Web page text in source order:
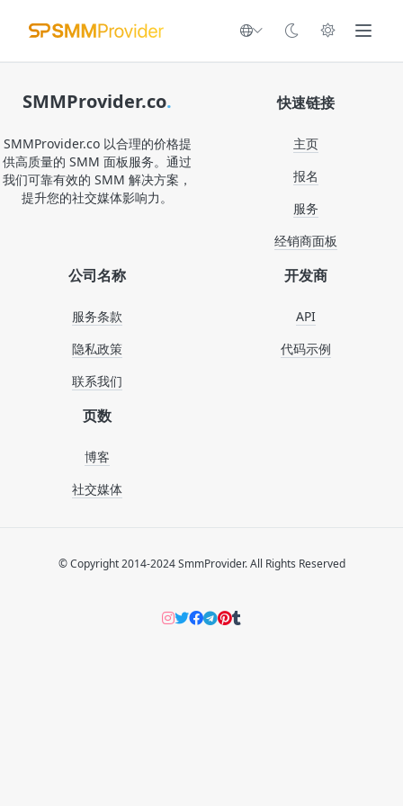
SMMProvider.co.
SMMProvider.co 以合理的价格提
供高质量的 SMM 面板服务。通过
我们可靠有效的 SMM 解决方案，
提升您的社交媒体影响力。
快速链接
主页
报名
服务
经销商面板
公司名称
服务条款
隐私政策
联系我们
开发商
API
代码示例
页数
博客
社交媒体
© Copyright 2014-2024 SmmProvider. All Rights Reserved
Instagram
Twitter
Facebook
Telegram
Pinterers
Tumblr